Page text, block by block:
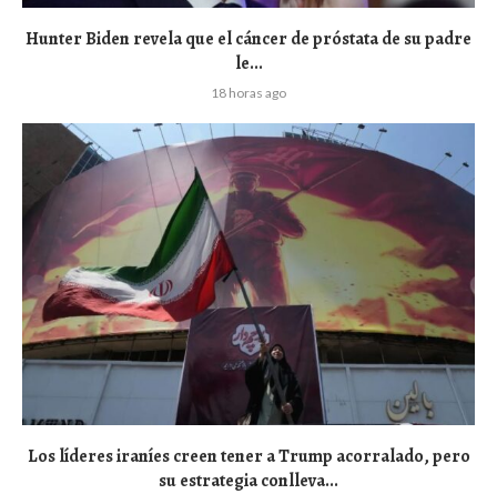
Hunter Biden revela que el cáncer de próstata de su padre
le...
18 horas ago
Los líderes iraníes creen tener a Trump acorralado, pero
su estrategia conlleva...